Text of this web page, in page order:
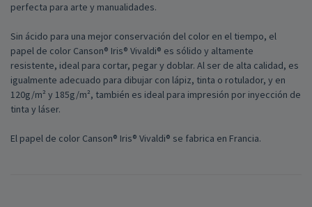
perfecta para arte y manualidades.
Sin ácido para una mejor conservación del color en el tiempo, el
papel de color Canson® Iris® Vivaldi® es sólido y altamente
resistente, ideal para cortar, pegar y doblar. Al ser de alta calidad, es
igualmente adecuado para dibujar con lápiz, tinta o rotulador, y en
120g/m² y 185g/m², también es ideal para impresión por inyección de
tinta y láser.
El papel de color Canson® Iris® Vivaldi® se fabrica en Francia.